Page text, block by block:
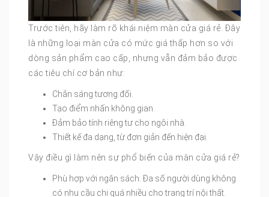
Trước tiên, hãy làm rõ khái niệm màn cửa giá rẻ. Đây
là những loại màn cửa có mức giá thấp hơn so với
dòng sản phẩm cao cấp, nhưng vẫn đảm bảo được
các tiêu chí cơ bản như:
Chắn sáng tương đối.
Tạo điểm nhấn không gian.
Đảm bảo tính riêng tư cho ngôi nhà.
Thiết kế đa dạng, từ đơn giản đến hiện đại.
Vậy điều gì làm nên sự phổ biến của màn cửa giá rẻ?
Phù hợp với ngân sách: Đa số người dùng không
có nhu cầu chi quá nhiều cho trang trí nội thất.